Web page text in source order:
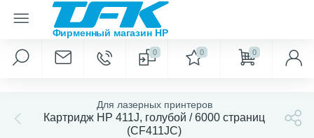
0 0 0
Для лазерных принтеров
Картридж HP 411J, голубой / 6000 страниц
(CF411JC)